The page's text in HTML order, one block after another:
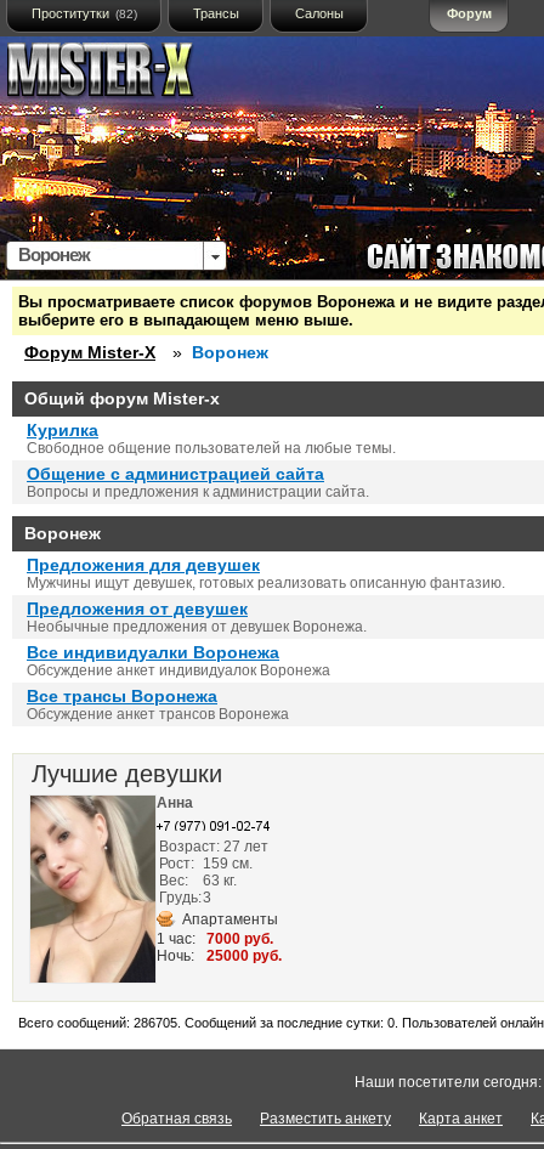
Проститутки (82) Трансы Салоны Форум
Воронеж
Вы просматриваете список форумов Воронежа и не видите
выберите его в выпадающем меню выше.
Форум Mister-X » Воронеж
Общий форум Mister-x
Курилка
Свободное общение пользователей на любые темы.
Общение с администрацией сайта
Вопросы и предложения к администрации сайта.
Воронеж
Предложения для девушек
Мужчины ищут девушек, готовых реализовать описанную фантазию.
Предложения от девушек
Необычные предложения от девушек Воронежа.
Все индивидуалки Воронежа
Обсуждение анкет индивидуалок Воронежа
Все трансы Воронежа
Обсуждение анкет трансов Воронежа
Лучшие девушки
Анна
Возраст: 27 лет
Рост: 159 см.
Вес:
63 кг.
Грудь:3
Апартаменты
1 час:
7000 руб.
Ночь:
25000 руб.
Всего сообщений: 286705. Сообщений за последние сутки: 0. Пользователей
Наши посетители сегодня:
Обратная связь Разместить анкету Карта анкет